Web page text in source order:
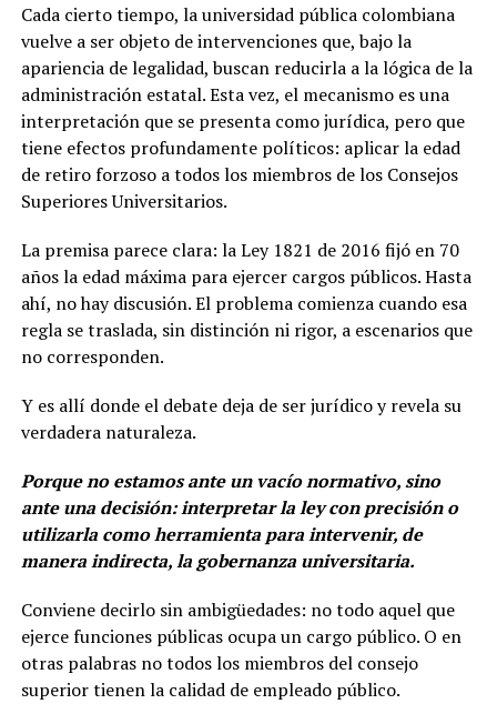
Cada cierto tiempo, la universidad pública colombiana
vuelve a ser objeto de intervenciones que, bajo la
apariencia de legalidad, buscan reducirla a la lógica de la
administración estatal. Esta vez, el mecanismo es una
interpretación que se presenta como jurídica, pero que
tiene efectos profundamente políticos: aplicar la edad
de retiro forzoso a todos los miembros de los Consejos
Superiores Universitarios.
La premisa parece clara: la Ley 1821 de 2016 fijó en 70
años la edad máxima para ejercer cargos públicos. Hasta
ahí, no hay discusión. El problema comienza cuando esa
regla se traslada, sin distinción ni rigor, a escenarios que
no corresponden.
Y es allí donde el debate deja de ser jurídico y revela su
verdadera naturaleza.
Porque no estamos ante un vacío normativo, sino
ante una decisión: interpretar la ley con precisión o
utilizarla como herramienta para intervenir, de
manera indirecta, la gobernanza universitaria.
Conviene decirlo sin ambigüedades: no todo aquel que
ejerce funciones públicas ocupa un cargo público. O en
otras palabras no todos los miembros del consejo
superior tienen la calidad de empleado público.